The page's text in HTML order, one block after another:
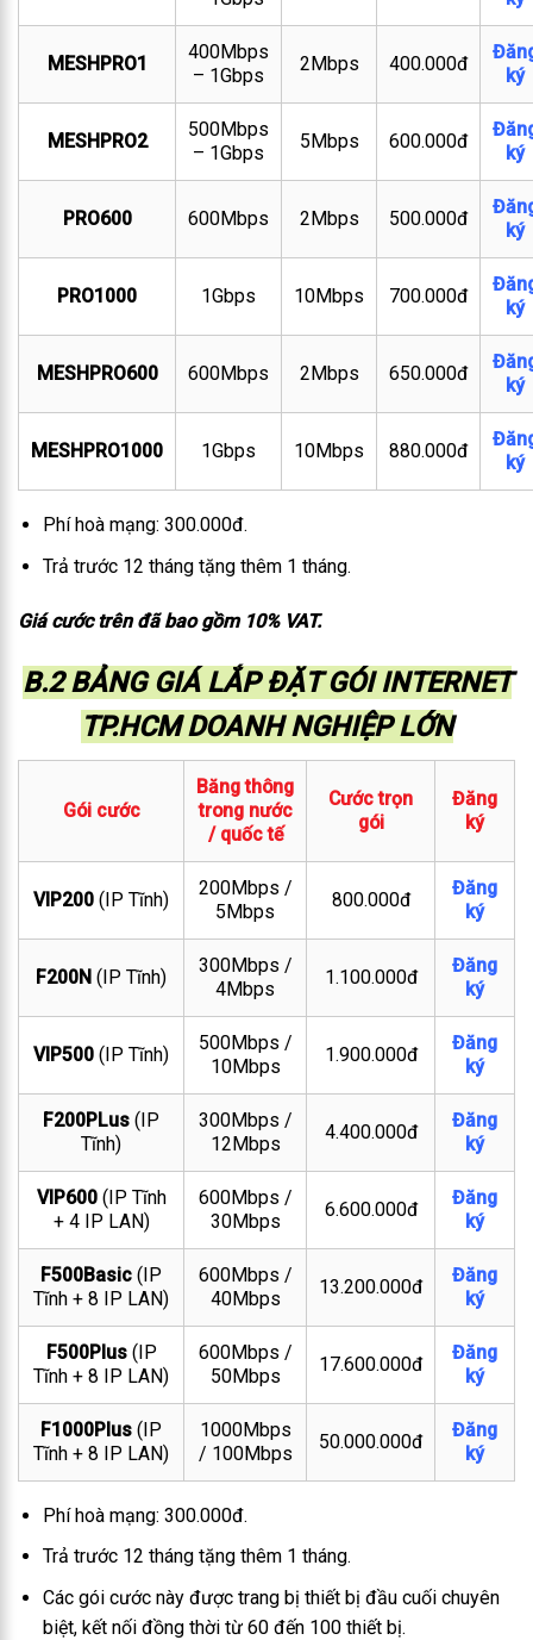
MESHPRO1
400Mbps
– 1Gbps
2Mbps 400.000đ
ký
MESHPRO2
500Mbps
– 1Gbps
5Mbps 600.000đ
ký
PRO600 600Mbps 2Mbps 500.000đ
ký
PRO1000 1Gbps 10Mbps 700.000đ
ký
MESHPRO600 600Mbps 2Mbps 650.000đ
ký
MESHPRO1000 1Gbps 10Mbps 880.000đ
ký
Phí hoà mạng: 300.000đ.
Trả trước 12 tháng tặng thêm 1 tháng.
Giá cước trên đã bao gồm 10% VAT.
B.2 BẢNG GIÁ LẮP ĐẶT GÓI INTERNET
TP.HCM DOANH NGHIỆP LỚN
Gói cước
Băng thông
trong nước
/ quốc tế
Cước trọn
gói
Đăng
ký
VIP200 (IP Tĩnh)
200Mbps /
5Mbps
800.000đ
Đăng
ký
F200N (IP Tĩnh)
300Mbps /
4Mbps
1.100.000đ
Đăng
ký
VIP500 (IP Tĩnh)
500Mbps /
10Mbps
1.900.000đ
Đăng
ký
F200PLus (IP
Tĩnh)
300Mbps /
12Mbps
4.400.000đ
Đăng
ký
VIP600(IP Tĩnh
+ 4 IP LAN)
600Mbps /
30Mbps
6.600.000đ
Đăng
ký
F500Basic (IP
Tĩnh + 8 IP LAN)
600Mbps /
40Mbps
13.200.000đ
Đăng
ký
F500Plus(IP
Tĩnh + 8 IP LAN)
600Mbps /
50Mbps
17.600.000đ
Đăng
ký
F1000Plus (IP
Tĩnh + 8 IP LAN)
1000Mbps
/ 100Mbps
50.000.000đ
Đăng
ký
Phí hoà mạng: 300.000đ.
Trả trước 12 tháng tặng thêm 1 tháng.
Các gói cước này được trang bị thiết bị đầu cuối chuyên
biệt, kết nối đồng thời từ 60 đến 100 thiết bị.